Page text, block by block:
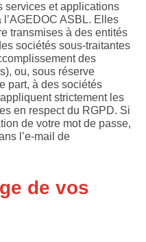
services et applications
ASBL. Elles
transmises à des entités
sociétés sous-traitantes
des
ou, sous réserve
part, à des sociétés
strictement les
en respect du RGPD. Si
de votre mot de passe,
l’e-mail de
de vos